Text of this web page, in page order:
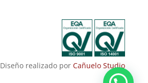
Diseño realizado porCañuelo Studio